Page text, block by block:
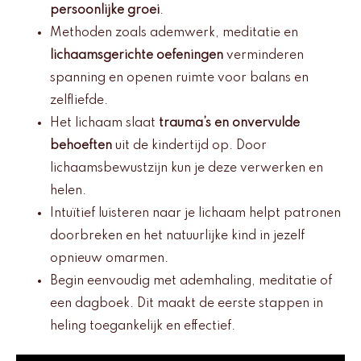
persoonlijke groei.
Methoden zoals ademwerk, meditatie en
lichaamsgerichte oefeningen verminderen
spanning en openen ruimte voor balans en
zelfliefde.
Het lichaam slaat trauma’s en onvervulde
behoeften uit de kindertijd op. Door
lichaamsbewustzijn kun je deze verwerken en
helen.
Intuïtief luisteren naar je lichaam helpt patronen
doorbreken en het natuurlijke kind in jezelf
opnieuw omarmen.
Begin eenvoudig met ademhaling, meditatie of
een dagboek. Dit maakt de eerste stappen in
heling toegankelijk en effectief.